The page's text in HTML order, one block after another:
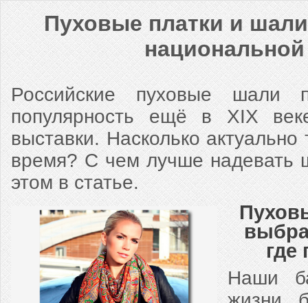
Пуховые платки и
Российские пуховые шали
популярность ещё в XIX
выставки. Насколько
время? С чем лучше надевать
этом в статье.
где
Наши